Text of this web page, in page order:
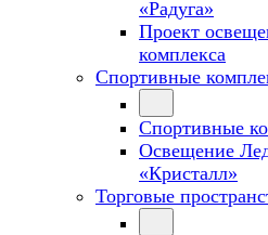
«Радуга»
Проект
комплекса
Спортивные
Спортивные
Освещение
«Кристалл»
Торговые